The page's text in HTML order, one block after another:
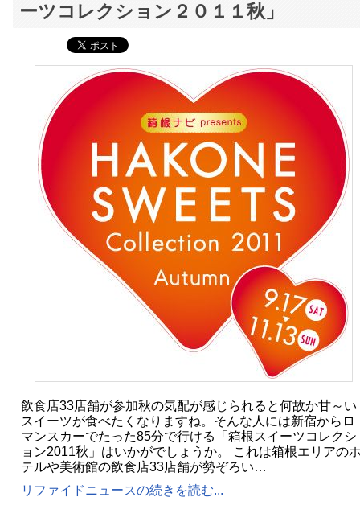
ーツコレクション２０１１秋」
飲食店33店舗が参加秋の気配が感じられると何故か甘～い
スイーツが食べたくなりますね。そんな人には新宿からロ
マンスカーでたった85分で行ける「箱根スイーツコレクシ
ョン2011秋」はいかがでしょうか。 これは箱根エリアの
テルや美術館の飲食店33店舗が勢ぞろい…
リファイドニュースの続きを読む...